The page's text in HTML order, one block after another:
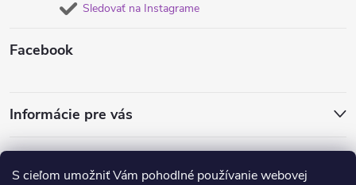
S cieľom umožniť Vám pohodlné používanie webovej
Sledovať na Instagrame
Facebook
Informácie pre vás